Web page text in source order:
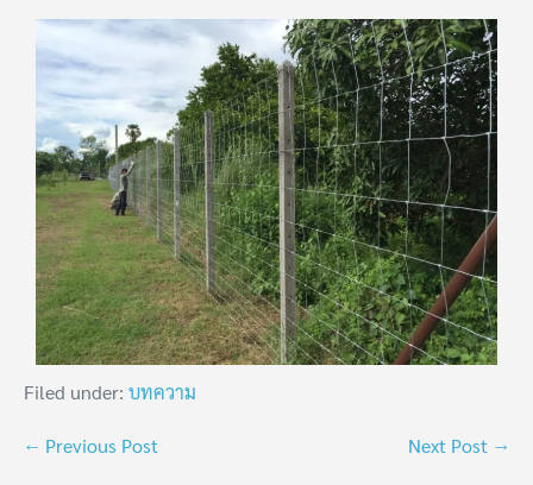
Filed under: บทความ
← Previous Post Next Post →